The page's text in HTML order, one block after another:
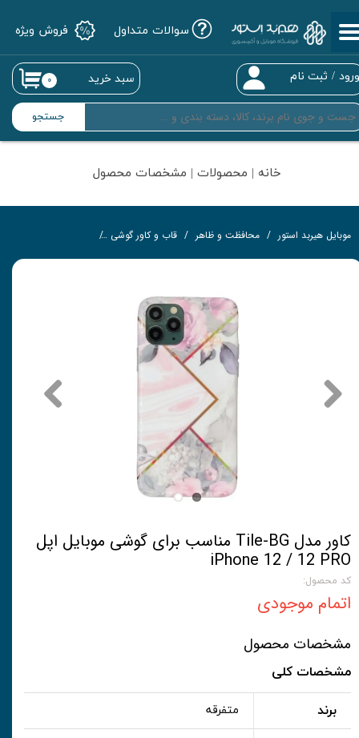
جستجو
/ ثبت نام
حساب کاربری من
تغییر گذر واژه
سفارشات
خروج از حساب کاربری
۰ سبد خرید
سوالات متداول فروش ویژه
خانه | محصولات | مشخصات محصول
موبایل هیربد استور محافظت و ظاهر قاب و کاور گوشی
کاور مدل Tile-BG مناسب برای گوشی موبایل اپل
iPhone 12 / 12 PRO
کد محصول:
اتمام موجودی
مشخصات محصول
مشخصات کلی
برند متفرقه